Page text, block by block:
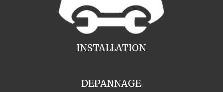
INSTALLATION
DEPANNAGE